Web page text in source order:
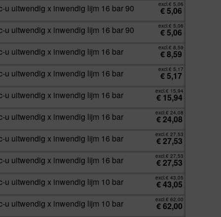
u uitwendig x inwendig lijm 16 bar 90 excl.€ 5,06
€5,06
u uitwendig x inwendig lijm 16 bar 90 excl.€ 5,06
€5,06
u uitwendig x inwendig lijm 16 bar excl.€ 8,59
€8,59
u uitwendig x inwendig lijm 16 bar excl.€ 5,17
€5,17
u uitwendig x inwendig lijm 16 bar excl.€ 15,94
€ 15,94
u uitwendig x inwendig lijm 16 bar excl.€ 24,08
€24,08
u uitwendig x inwendig lijm 16 bar excl.€ 27,53
€27,53
u uitwendig x inwendig lijm 16 bar excl.€ 27,53
€27,53
u uitwendig x inwendig lijm 10 bar excl.€ 43,05
€43,05
u uitwendig x inwendig lijm 10 bar excl.€ 62,00
€62,00